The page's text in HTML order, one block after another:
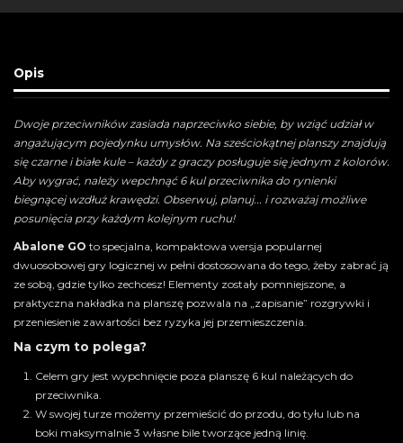
Opis
Dwoje przeciwników zasiada naprzeciwko siebie, by wziąć udział w
angażującym pojedynku umysłów. Na sześciokątnej planszy znajdują
się czarne i białe kule – każdy z graczy posługuje się jednym z kolorów.
Aby wygrać, należy wepchnąć 6 kul przeciwnika do rynienki
biegnącej wzdłuż krawędzi. Obserwuj, planuj... i rozważaj możliwe
posunięcia przy każdym kolejnym ruchu!
Abalone GO to specjalna, kompaktowa wersja popularnej
dwuosobowej gry logicznej w pełni dostosowana do tego, żeby zabrać ją
ze sobą, gdzie tylko zechcesz! Elementy zostały pomniejszone, a
praktyczna nakładka na planszę pozwala na „zapisanie” rozgrywki i
przeniesienie zawartości bez ryzyka jej przemieszczenia.
Na czym to polega?
Celem gry jest wypchnięcie poza planszę 6 kul należących do
przeciwnika.
W swojej turze możemy przemieścić do przodu, do tyłu lub na
boki maksymalnie 3 własne bile tworzące jedną linię.